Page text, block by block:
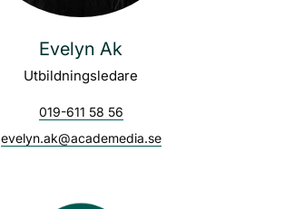
Evelyn Ak
Utbildningsledare
019-611 58 56
evelyn.ak@academedia.se